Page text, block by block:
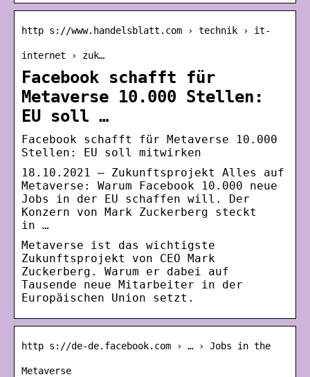
http s://www.handelsblatt.com › technik › it-
internet › zuk…
Facebook schafft für
Metaverse 10.000 Stellen:
EU soll …
Facebook schafft für Metaverse 10.000
Stellen: EU soll mitwirken
18.10.2021 — Zukunftsprojekt Alles auf
Metaverse: Warum Facebook 10.000 neue
Jobs in der EU schaffen will. Der
Konzern von Mark Zuckerberg steckt
in …
Metaverse ist das wichtigste
Zukunftsprojekt von CEO Mark
Zuckerberg. Warum er dabei auf
Tausende neue Mitarbeiter in der
Europäischen Union setzt.
http s://de-de.facebook.com › … › Jobs in the
Metaverse